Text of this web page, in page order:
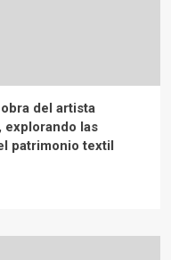
del artista
explorando las
patrimonio textil